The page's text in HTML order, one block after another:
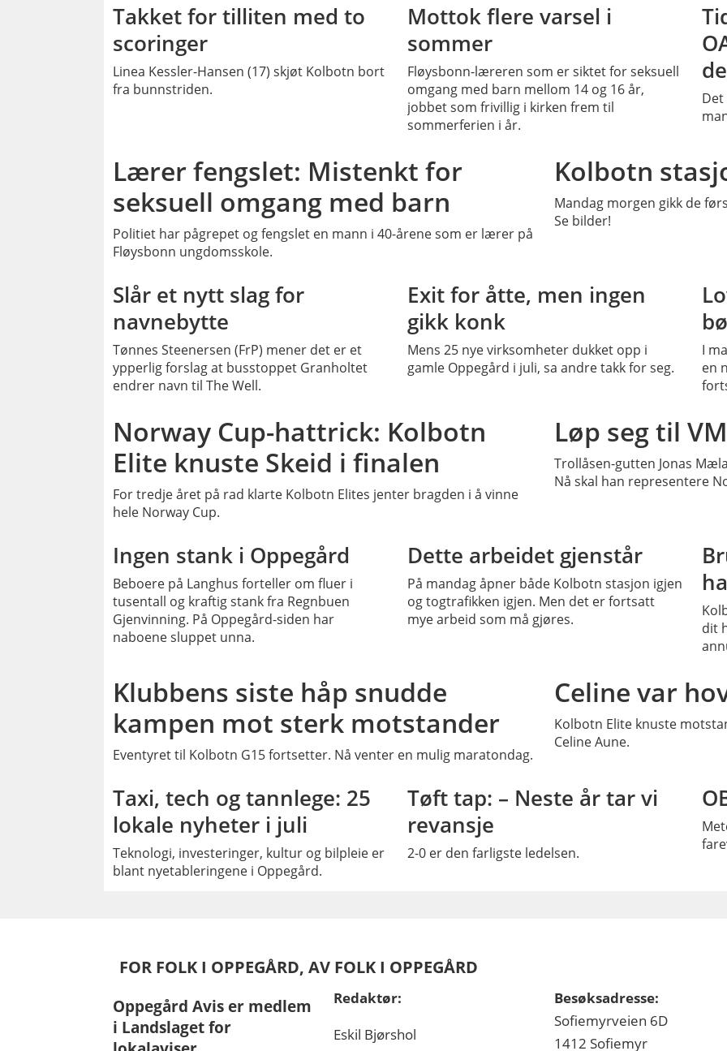
Takket for tilliten med to
scoringer
Linea Kessler-Hansen (17) skjøt Kolbotn bort
fra bunnstriden.
Mottok flere varsel i
sommer
Fløysbonn-læreren som er siktet for seksuell
omgang med barn mellom 14 og 16 år,
jobbet som frivillig i kirken frem til
sommerferien i år.
PLUSS
Lærer fengslet: Mistenkt for
seksuell omgang med barn
Politiet har pågrepet og fengslet en mann i 40-årene som er lærer på
Fløysbonn ungdomsskole.
Kolbotn
Mandag morgen gikk de
Se bilder!
Slår et nytt slag for
navnebytte
Tønnes Steenersen (FrP) mener det er et
ypperlig forslag at busstoppet Granholtet
endrer navn til The Well.
Exit for åtte, men ingen
gikk konk
Mens 25 nye virksomheter dukket opp i
gamle Oppegård i juli, sa andre takk for seg.
I
en
Norway Cup-hattrick: Kolbotn
Elite knuste Skeid i finalen
For tredje året på rad klarte Kolbotn Elites jenter bragden i å vinne
hele Norway Cup.
Løp seg til
Trollåsen-gutten Jonas
Nå skal han representere
Ingen stank i Oppegård
Beboere på Langhus forteller om fluer i
tusentall og kraftig stank fra Regnbuen
Gjenvinning. På Oppegård-siden har
naboene sluppet unna.
Dette arbeidet gjenstår
På mandag åpner både Kolbotn stasjon igjen
og togtrafikken igjen. Men det er fortsatt
mye arbeid som må gjøres.
dit
Klubbens siste håp snudde
kampen mot sterk motstander
Eventyret til Kolbotn G15 fortsetter. Nå venter en mulig maratondag.
Celine var
Kolbotn Elite knuste
Celine Aune.
PLUSS
Taxi, tech og tannlege: 25
lokale nyheter i juli
Teknologi, investeringer, kultur og bilpleie er
blant nyetableringene i Oppegård.
Tøft tap: – Neste år tar vi
revansje
2-0 er den farligste ledelsen.
FOR FOLK I OPPEGÅRD, AV FOLK I OPPEGÅRD
Oppegård Avis er medlem
i Landslaget for
Redaktør:
Eskil Bjørshol
Besøksadresse:
Sofiemyrveien 6D
1412 Sofiemyr